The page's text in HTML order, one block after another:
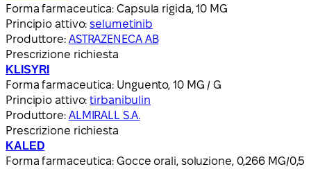
Forma farmaceutica: Capsula rigida, 10 MG
Principio attivo:selumetinib
Produttore: ASTRAZENECA AB
Prescrizione richiesta
KLISYRI
Forma farmaceutica: Unguento, 10 MG / G
Principio attivo:tirbanibulin
Produttore: ALMIRALL S.A.
Prescrizione richiesta
KALED
Forma farmaceutica: Gocce orali, soluzione, 0,266 MG/0,5